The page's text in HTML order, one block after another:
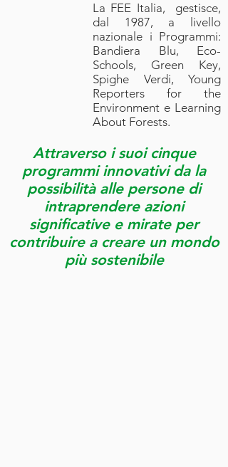
La FEE Italia, gestisce,
dal 1987, a livello
nazionale i Programmi:
Bandiera Blu, Eco-
Schools, Green Key,
Spighe Verdi, Young
Reporters for the
Environment e Learning
About Forests.
Attraverso i suoi cinque
programmi innovativi da la
possibilità alle persone di
intraprendere azioni
significative e mirate per
contribuire a creare un mondo
più sostenibile